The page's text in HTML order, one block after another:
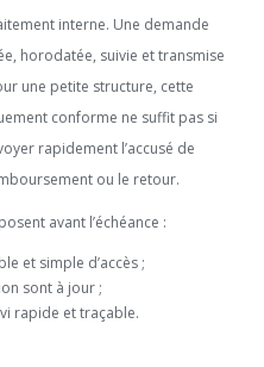
interne. Une demande
horodatée, suivie et transmise
une petite structure, cette
conforme ne suffit pas si
rapidement l’accusé de
ou le retour.
avant l’échéance :
et simple d’accès ;
sont à jour ;
rapide et traçable.